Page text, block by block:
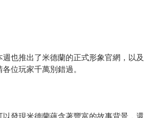
也推出了米德蘭的正式形象官網，以及
位玩家千萬別錯過。
發現米德蘭蘊含著豐富的故事背景，還